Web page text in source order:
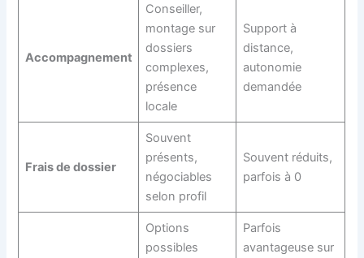
Accompagnement
Conseiller,
montage sur
dossiers
complexes,
présence
locale
Support à
distance,
autonomie
demandée
Frais de dossier
Souvent
présents,
négociables
selon profil
Souvent réduits,
parfois à 0
Options
possibles
Parfois
avantageuse sur